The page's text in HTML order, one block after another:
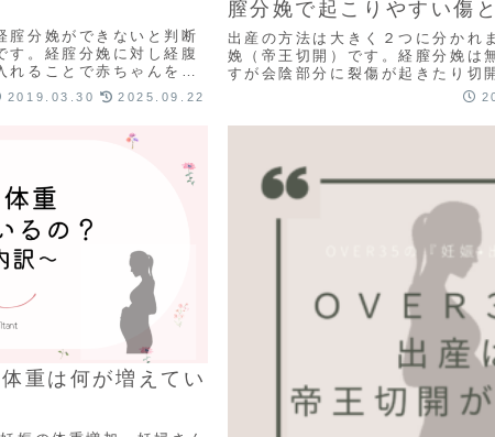
腟分娩ができないと判断
す。経腟分娩に対し経腹
れることで赤ちゃんを娩
前の由来は、古...
2019.03.30 2025.09.22
膣分娩で起こりやすい傷
出産の方法は大きく２つに分かれ
娩（帝王切開）です。経膣分娩は
すが会陰部分に裂傷が起きたり切
部の傷が出来る方も少なくあり
重は何が増えてい